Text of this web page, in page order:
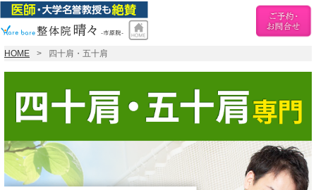
HOME 四十肩・五十肩